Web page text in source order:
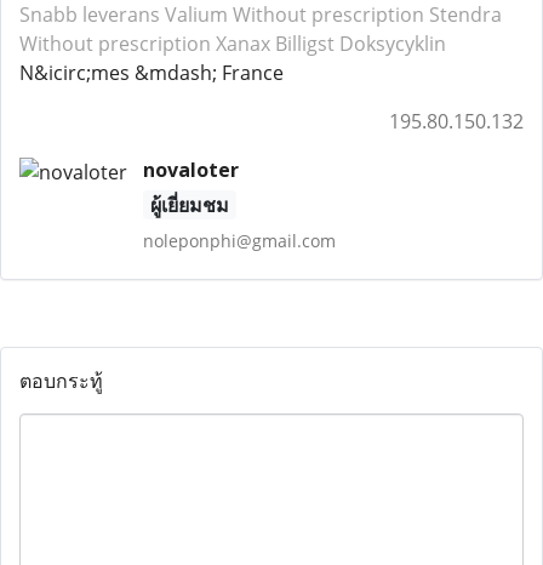
Snabb leverans Valium Without prescription Stendra
Without prescription Xanax Billigst Doksycyklin
N&icirc;mes &mdash; France
195.80.150.132
novaloter
ผู้เยี่ยมชม
noleponphi@gmail.com
ตอบกระทู้